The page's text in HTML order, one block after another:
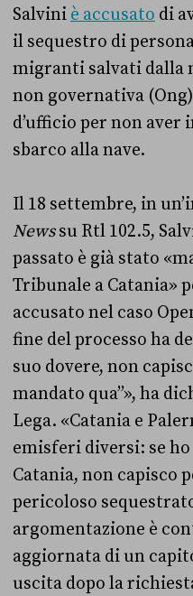
Salvini è accusato di
il sequestro di
migranti salvati dalla
non governativa
d’ufficio per non
sbarco alla nave.
Il 18 settembre, in
Newssu Rtl 102.5,
passato è già stato
Tribunale a Catania»
accusato nel caso
fine del processo ha
suo dovere, non
mandato qua”», ha
Lega. «Catania e
emisferi diversi: se
Catania, non capisco
pericoloso
argomentazione è
aggiornata di un
uscita dopo la